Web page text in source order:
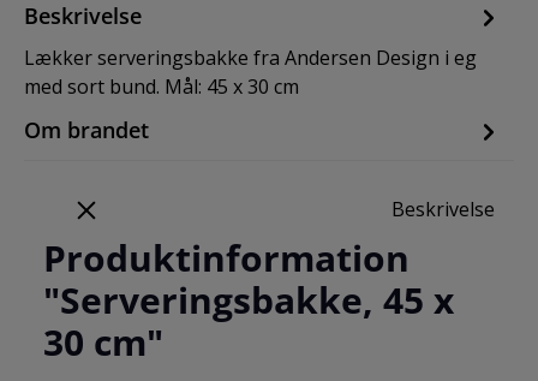
Beskrivelse
Lækker serveringsbakke fra Andersen Design i eg
med sort bund. Mål: 45 x 30 cm
Om brandet
Beskrivelse
Produktinformation
"Serveringsbakke, 45 x
30 cm"